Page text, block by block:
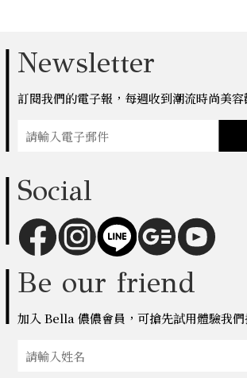
Newsletter
訂閱我們的電子報，每週收到潮流時尚美容
Social
Be our friend
加入 Bella 儂儂會員，可搶先試用體驗我